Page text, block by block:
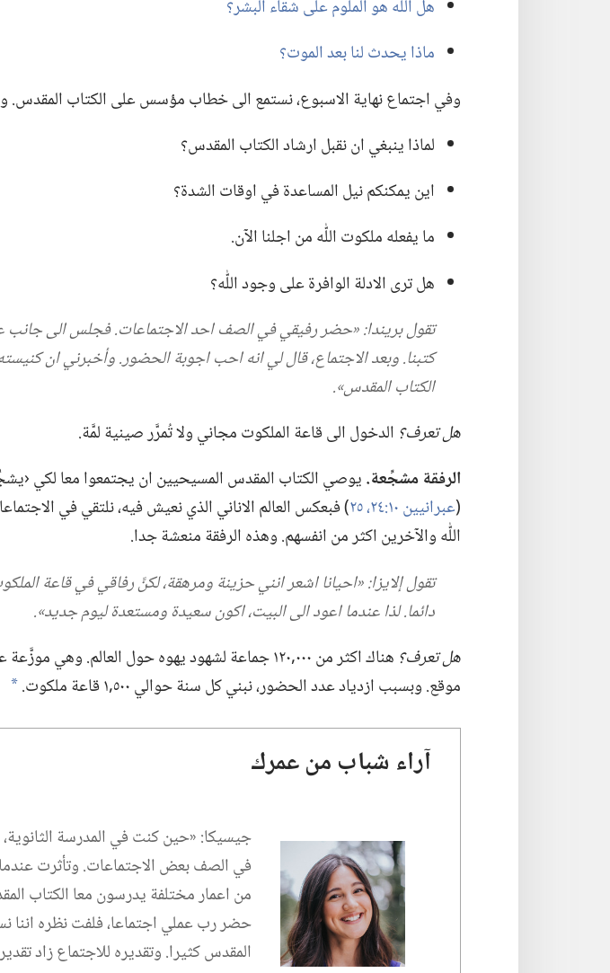
هل اللّٰه هو الملوم على شقاء البشر؟‏
ماذا يحدث لنا بعد الموت؟‏
وفي اجتماع نهاية الاسبوع،‏ نستمع الى خطاب مؤسس على الكتاب المقدس.‏
لماذا ينبغي ان نقبل ارشاد الكتاب المقدس؟‏
اين يمكنكم نيل المساعدة في اوقات الشدة؟‏
ما يفعله ملكوت اللّٰه من اجلنا الآن.‏
هل ترى الادلة الوافرة على وجود اللّٰه؟‏
تقول بريندا:‏ «حضر رفيقي في الصف احد الاجتماعات.‏ فجلس الى جانب
كتبنا.‏ وبعد الاجتماع،‏ قال لي انه احب اجوبة الحضور.‏ وأخبرني ان
الكتاب المقدس».‏
هل تعرف؟‏ الدخول الى قاعة الملكوت مجاني ولا تُمرَّر صينية لمَّة.‏
الرفقة مشجِّعة.‏يوصي الكتاب المقدس المسيحيين ان يجتمعوا معا لكي
(‏عبرانيين ١٠:‏٢٤،‏ ٢٥
‏)‏ فبعكس العالم الاناني الذي نعيش فيه،‏ نلتقي في
اللّٰه والآخرين اكثر من انفسهم.‏ وهذه الرفقة منعشة جدا.‏
تقول إلايزا:‏ «احيانا اشعر انني حزينة ومرهقة،‏ لكنَّ رفاقي في قاعة
دائما.‏ لذا عندما اعود الى البيت،‏ اكون سعيدة ومستعدة ليوم جديد».‏
هل تعرف؟‏
موقع.‏ وبسبب ازدياد عدد الحضور،‏ نبني كل سنة حوالي ٥٠٠‏,١ قاعة ملكوت.‏
a
آراء شباب من عمرك
جيسيكا:‏ «حين كنت في المدرسة
في الصف بعض الاجتماعات.‏ وتأثرت
من اعمار مختلفة يدرسون معا الكتاب
حضر رب عملي اجتماعا،‏ فلفت نظره اننا
المقدس كثيرا.‏ وتقديره للاجتماع زاد